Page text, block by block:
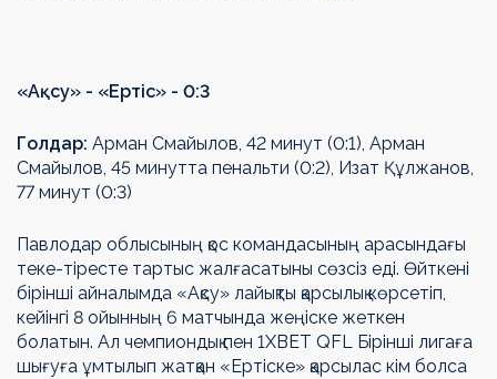
«Ақсу» - «Ертіс» - 0:3
Голдар: Арман Смайылов, 42 минут (0:1), Арман
Смайылов, 45 минутта пенальти (0:2), Изат Құлжанов,
77 минут (0:3)
Павлодар облысының қос командасының арасындағы
теке-тіресте тартыс жалғасатыны сөзсіз еді. Өйткені
бірінші айналымда «Ақсу» лайықты қарсылық көрсетіп,
кейінгі 8 ойынның 6 матчында жеңіске жеткен
болатын. Ал чемпиондық пен 1ХВЕТ QFL Бірінші лигаға
шығуға ұмтылып жатқан «Ертіске» қарсылас кім болса